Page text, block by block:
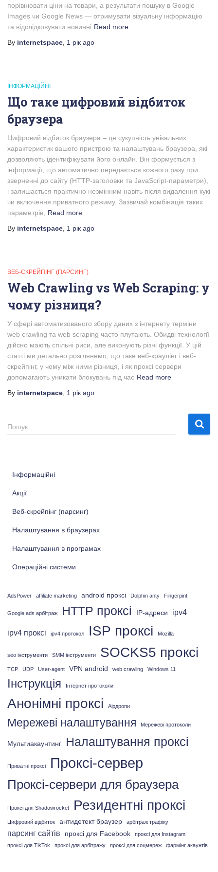
порівнювати ціни на товари, а результати пошуку в Google
Images чи Google News — отримувати візуальну інформацію
та відслідковувати новинні Read more
By internetspace 1 рік ago
ІНФОРМАЦІЙНІ
Що таке цифровий відбиток
браузера
Цифровий відбиток браузера – це сукупність унікальних
характеристик вашого пристрою та налаштувань браузера, які
дозволяють ідентифікувати його онлайн. Він формується з
інформації, що автоматично передається кожного разу при
зверненні до сайту (HTTP-заголовки та JavaScript-параметри),
і залишається практично незмінним навіть після видалення кукі
чи включення приватного режиму. Зазвичай комбінація таких
параметрів,
Read more
By internetspace 1 рік ago
ВЕБ-СКРЕЙПІНГ (ПАРСИНГ)
Web Crawling vs Web Scraping: у
чому різниця?
У сфері автоматизованого збору даних з інтернету терміни
web crawling та web scraping часто плутають. Обидві технології
дійсно мають спільні риси, але виконують різні функції. У цій
статті ми детально розглянемо, що таке веб-краулінг і веб-
скрейпінг, у чому між ними різниця, і як проксі сервери
допомагають уникати блокувань під час Read more
By internetspace 1 рік ago
П
о
Пошук …
Інформаційні
Акції
Веб-скрейпінг (парсинг)
Налаштування в браузерах
Налаштування в програмах
Операційні системи
AdsPower affiliate marketing android проксі Dolphin anty Fingerpint
Google ads арбітраж HTTP проксі IP-адреси ipv4
ipv4 проксі ipv4 протокол ISP проксі Mozilla
seo інструменти SMM інструменти SOCKS5 проксі
TCP UDP User-agent VPN android web crawling Windows 11
Інструкція Інтернет протоколи
Анонімні проксі Аірдропи
Мережеві налаштування Мережеві протоколи
Мультиакаунтинг Налаштування проксі
Приватні проксі Проксі-сервер
Проксі-сервери для браузера
Проксі для Shadowrocket Резидентні проксі
Цифровий відбиток антидетект браузер арбітраж трафіку
парсинг сайтів проксі для Facebook
проксі для Instagram
проксі для TikTok
проксі для арбітражу проксі для соцмереж фармінг акаунтів